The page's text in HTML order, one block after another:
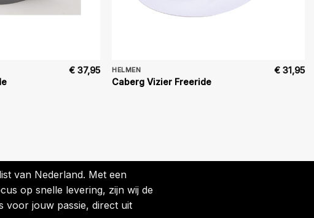
€37,95 HELMEN
Caberg Vizier Freeride
€ 31,95
van Nederland. Met een
op snelle levering, zijn wij de
voor jouw passie, direct uit